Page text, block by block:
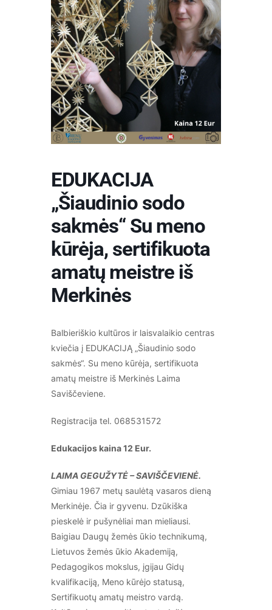
EDUKACIJA
„Šiaudinio sodo
sakmės“ Su meno
kūrėja, sertifikuota
amatų meistre iš
Merkinės
Balbieriškio kultūros ir laisvalaikio centras
kviečia į EDUKACIJĄ „Šiaudinio sodo
sakmės“. Su meno kūrėja, sertifikuota
amatų meistre iš Merkinės Laima
Saviščeviene.
Registracija tel. 068531572
Edukacijos kaina 12 Eur.
LAIMA GEGUŽYTĖ – SAVIŠČEVIENĖ.
Gimiau 1967 metų saulėtą vasaros dieną
Merkinėje. Čia ir gyvenu. Dzūkiška
pieskelė ir pušynėliai man mieliausi.
Baigiau Daugų žemės ūkio technikumą,
Lietuvos žemės ūkio Akademiją,
Pedagogikos mokslus, įgijau Gidų
kvalifikaciją, Meno kūrėjo statusą,
Sertifikuotų amatų meistro vardą.